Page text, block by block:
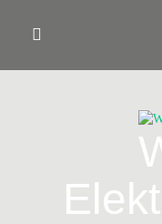
content